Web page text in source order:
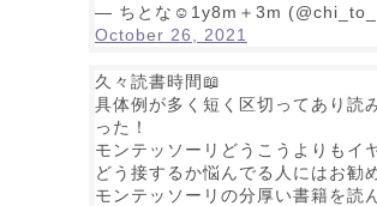
— ちとな☺︎1y8m＋3m
October 26, 2021
久々読書時間📖
具体例が多く短く区切ってあり読
った！
モンテッソーリどうこうよりもイ
どう接するか悩んでる人にはお勧
モンテッソーリの分厚い書籍を読